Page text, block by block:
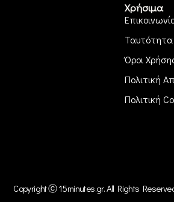
Χρήσιμα
Ταυτότητα
Όροι
Πολιτική
Πολιτική
Copyright ⓒ 15minutes.gr. All Rights